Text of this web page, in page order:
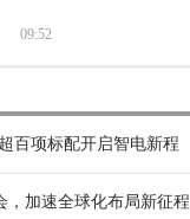
09:52
百项标配开启智电新程
，加速全球化布局新征程